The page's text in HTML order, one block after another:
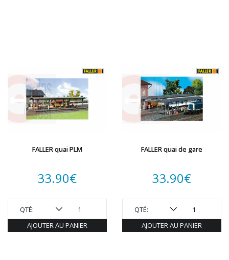
FALLER quai PLM
33.90€
QTÉ:
AJOUTER AU PANIER
FALLER quai de gare
33.90€
QTÉ:
AJOUTER AU PANIER